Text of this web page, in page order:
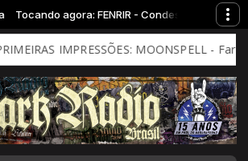
agora: FENRIR - Condessa Sangrenta
IMPRESSÕES: MOONSPELL - Far From